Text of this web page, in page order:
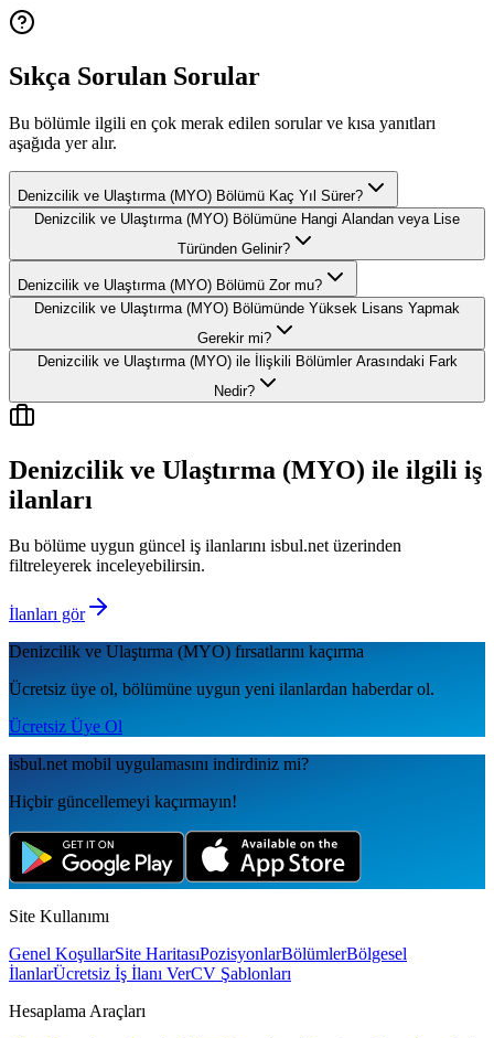
Sıkça Sorulan Sorular
Bu bölümle ilgili en çok merak edilen sorular ve kısa yanıtları
aşağıda yer alır.
Denizcilik ve Ulaştırma (MYO) Bölümü Kaç Yıl Sürer?
Denizcilik ve Ulaştırma (MYO) Bölümüne Hangi Alandan veya Lise
Türünden Gelinir?
Denizcilik ve Ulaştırma (MYO) Bölümü Zor mu?
Denizcilik ve Ulaştırma (MYO) Bölümünde Yüksek Lisans Yapmak
Gerekir mi?
Denizcilik ve Ulaştırma (MYO) ile İlişkili Bölümler Arasındaki Fark
Nedir?
Denizcilik ve Ulaştırma (MYO) ile ilgili iş
ilanları
Bu bölüme uygun güncel iş ilanlarını isbul.net üzerinden
filtreleyerek inceleyebilirsin.
İlanları gör
Denizcilik ve Ulaştırma (MYO) fırsatlarını kaçırma
Ücretsiz üye ol, bölümüne uygun yeni ilanlardan haberdar ol.
Ücretsiz Üye Ol
isbul.netmobil uygulamаsını indirdiniz mi?
Hiçbir güncellemeyi kaçırmayın!
Site Kullanımı
Genel KoşullarSite HaritasıPozisyonlarBölümlerBölgesel
İlanlarÜcretsiz İş İlanı VerCV Şablonları
Hesaplama Araçları